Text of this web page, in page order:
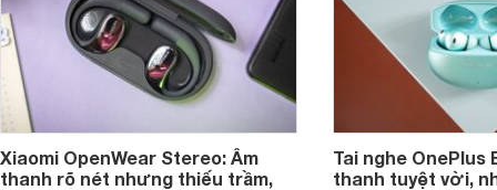
Xiaomi OpenWear Stereo: Âm
thanh rõ nét nhưng thiếu trầm,
Tai nghe OnePlus
thanh tuyệt vời,